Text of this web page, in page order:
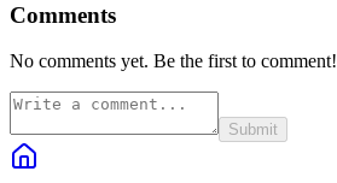
Comments
No comments yet. Be the first to comment!
Submit